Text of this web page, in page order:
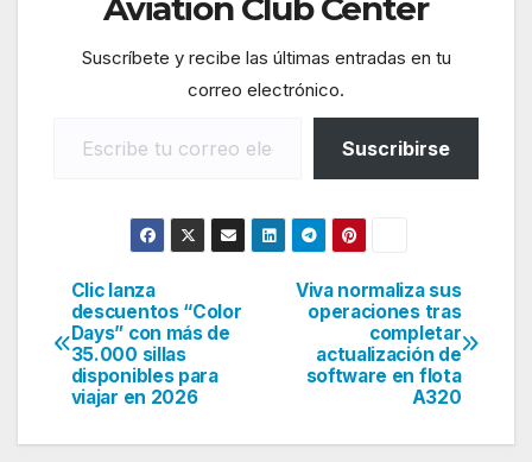
Aviation Club Center
Suscríbete y recibe las últimas entradas en tu
correo electrónico.
Suscribirse
Navegación
de
entradas
Viva normaliza sus
operaciones tras
completar
actualización de
software en flota
A320
Clic lanza
descuentos “Color
Days” con más de
35.000 sillas
disponibles para
viajar en 2026